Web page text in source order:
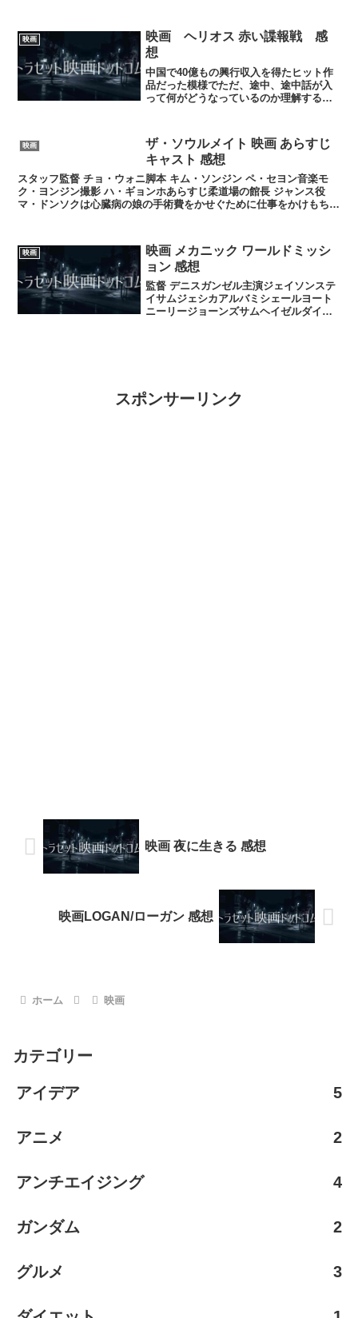
映画
映画 ヘリオス 赤い諜報戦 感
想
中国で40億もの興行収入を得たヒット作
品だった模様でただ、途中、途中話が入
って何がどうなっているのか理解するの
が凄い。そして、まさか！！？の展開に
は自分も予想外でした...
映画
ザ・ソウルメイト 映画 あらすじ
キャスト 感想
スタッフ監督 チョ・ウォニ脚本 キム・ソンジン ペ・セヨン音楽モ
ク・ヨンジン撮影 ハ・ギョンホあらすじ柔道場の館長 ジャンス役
マ・ドンソクは心臓病の娘の手術費をかせぐために仕事をかけもちし
映画
映画 メカニック ワールドミッシ
ョン 感想
監督 デニスガンゼル主演ジェイソンステ
イサムジェシカアルバミシェールヨート
ニーリージョーンズサムヘイゼルダイン
スポンサーリンク
映画 夜に生きる 感想
映画LOGAN/ローガン 感想
ホーム 映画
カテゴリー
アイデア 5
アニメ 2
アンチエイジング 4
ガンダム 2
グルメ 3